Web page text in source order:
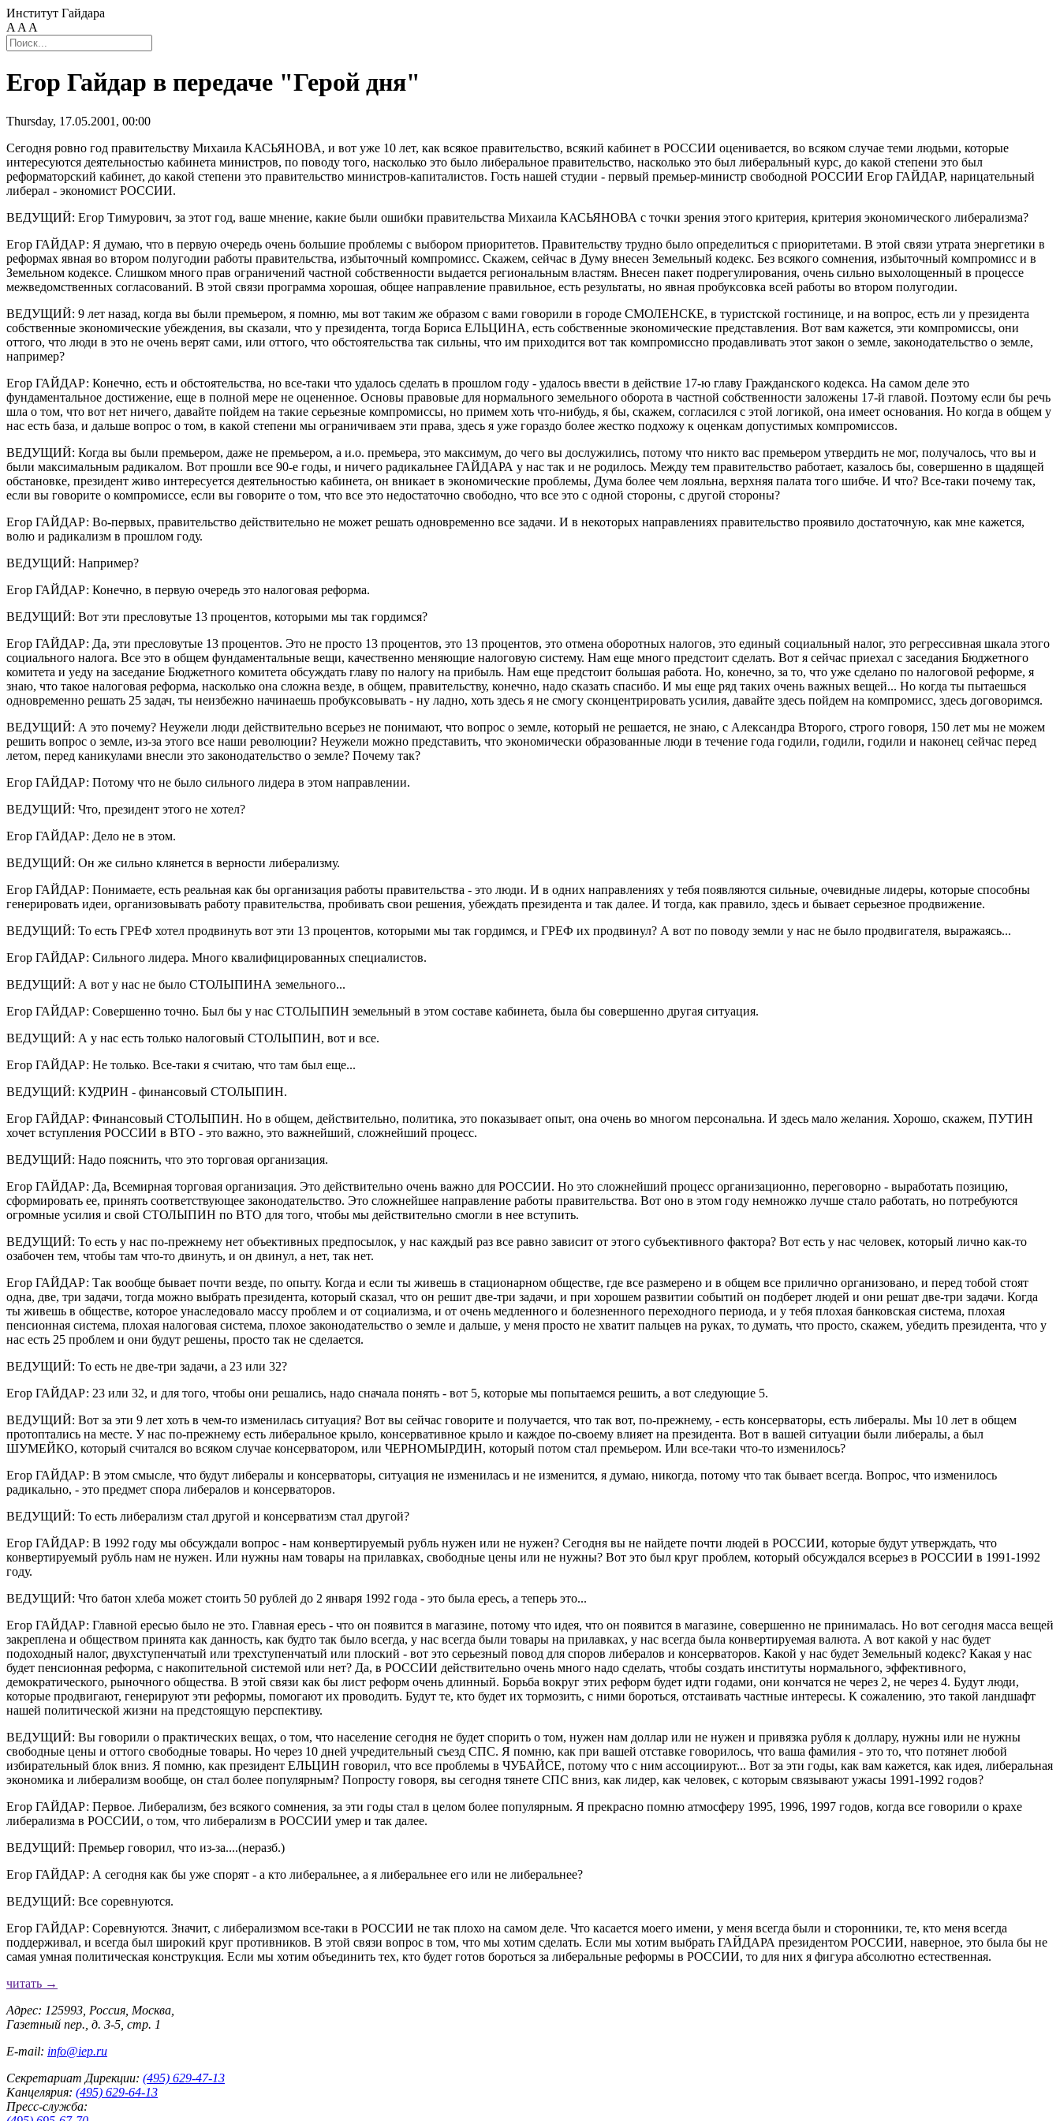
Институт Гайдара
A A A
Егор Гайдар в передаче "Герой дня"
Thursday, 17.05.2001, 00:00
Сегодня ровно год правительству Михаила КАСЬЯНОВА, и вот уже 10 лет, как всякое правительство, всякий кабинет в РОССИИ оценивается, во всяком случае теми людьми, которые
интересуются деятельностью кабинета министров, по поводу того, насколько это было либеральное правительство, насколько это был либеральный курс, до какой степени это был
реформаторский кабинет, до какой степени это правительство министров-капиталистов. Гость нашей студии - первый премьер-министр свободной РОССИИ Егор ГАЙДАР, нарицательный
либерал - экономист РОССИИ.
ВЕДУЩИЙ: Егор Тимурович, за этот год, ваше мнение, какие были ошибки правительства Михаила КАСЬЯНОВА с точки зрения этого критерия, критерия экономического либерализма?
Егор ГАЙДАР: Я думаю, что в первую очередь очень большие проблемы с выбором приоритетов. Правительству трудно было определиться с приоритетами. В этой связи утрата энергетики в
реформах явная во втором полугодии работы правительства, избыточный компромисс. Скажем, сейчас в Думу внесен Земельный кодекс. Без всякого сомнения, избыточный компромисс и в
Земельном кодексе. Слишком много прав ограничений частной собственности выдается региональным властям. Внесен пакет подрегулирования, очень сильно выхолощенный в процессе
межведомственных согласований. В этой связи программа хорошая, общее направление правильное, есть результаты, но явная пробуксовка всей работы во втором полугодии.
ВЕДУЩИЙ: 9 лет назад, когда вы были премьером, я помню, мы вот таким же образом с вами говорили в городе СМОЛЕНСКЕ, в туристской гостинице, и на вопрос, есть ли у президента
собственные экономические убеждения, вы сказали, что у президента, тогда Бориса ЕЛЬЦИНА, есть собственные экономические представления. Вот вам кажется, эти компромиссы, они
оттого, что люди в это не очень верят сами, или оттого, что обстоятельства так сильны, что им приходится вот так компромиссно продавливать этот закон о земле, законодательство о земле,
например?
Егор ГАЙДАР: Конечно, есть и обстоятельства, но все-таки что удалось сделать в прошлом году - удалось ввести в действие 17-ю главу Гражданского кодекса. На самом деле это
фундаментальное достижение, еще в полной мере не оцененное. Основы правовые для нормального земельного оборота в частной собственности заложены 17-й главой. Поэтому если бы речь
шла о том, что вот нет ничего, давайте пойдем на такие серьезные компромиссы, но примем хоть что-нибудь, я бы, скажем, согласился с этой логикой, она имеет основания. Но когда в общем у
нас есть база, и дальше вопрос о том, в какой степени мы ограничиваем эти права, здесь я уже гораздо более жестко подхожу к оценкам допустимых компромиссов.
ВЕДУЩИЙ: Когда вы были премьером, даже не премьером, а и.о. премьера, это максимум, до чего вы дослужились, потому что никто вас премьером утвердить не мог, получалось, что вы и
были максимальным радикалом. Вот прошли все 90-е годы, и ничего радикальнее ГАЙДАРА у нас так и не родилось. Между тем правительство работает, казалось бы, совершенно в щадящей
обстановке, президент живо интересуется деятельностью кабинета, он вникает в экономические проблемы, Дума более чем лояльна, верхняя палата того шибче. И что? Все-таки почему так,
если вы говорите о компромиссе, если вы говорите о том, что все это недостаточно свободно, что все это с одной стороны, с другой стороны?
Егор ГАЙДАР: Во-первых, правительство действительно не может решать одновременно все задачи. И в некоторых направлениях правительство проявило достаточную, как мне кажется,
волю и радикализм в прошлом году.
ВЕДУЩИЙ: Например?
Егор ГАЙДАР: Конечно, в первую очередь это налоговая реформа.
ВЕДУЩИЙ: Вот эти пресловутые 13 процентов, которыми мы так гордимся?
Егор ГАЙДАР: Да, эти пресловутые 13 процентов. Это не просто 13 процентов, это 13 процентов, это отмена оборотных налогов, это единый социальный налог, это регрессивная шкала этого
социального налога. Все это в общем фундаментальные вещи, качественно меняющие налоговую систему. Нам еще много предстоит сделать. Вот я сейчас приехал с заседания Бюджетного
комитета и уеду на заседание Бюджетного комитета обсуждать главу по налогу на прибыль. Нам еще предстоит большая работа. Но, конечно, за то, что уже сделано по налоговой реформе, я
знаю, что такое налоговая реформа, насколько она сложна везде, в общем, правительству, конечно, надо сказать спасибо. И мы еще ряд таких очень важных вещей... Но когда ты пытаешься
одновременно решать 25 задач, ты неизбежно начинаешь пробуксовывать - ну ладно, хоть здесь я не смогу сконцентрировать усилия, давайте здесь пойдем на компромисс, здесь договоримся.
ВЕДУЩИЙ: А это почему? Неужели люди действительно всерьез не понимают, что вопрос о земле, который не решается, не знаю, с Александра Второго, строго говоря, 150 лет мы не можем
решить вопрос о земле, из-за этого все наши революции? Неужели можно представить, что экономически образованные люди в течение года годили, годили, годили и наконец сейчас перед
летом, перед каникулами внесли это законодательство о земле? Почему так?
Егор ГАЙДАР: Потому что не было сильного лидера в этом направлении.
ВЕДУЩИЙ: Что, президент этого не хотел?
Егор ГАЙДАР: Дело не в этом.
ВЕДУЩИЙ: Он же сильно клянется в верности либерализму.
Егор ГАЙДАР: Понимаете, есть реальная как бы организация работы правительства - это люди. И в одних направлениях у тебя появляются сильные, очевидные лидеры, которые способны
генерировать идеи, организовывать работу правительства, пробивать свои решения, убеждать президента и так далее. И тогда, как правило, здесь и бывает серьезное продвижение.
ВЕДУЩИЙ: То есть ГРЕФ хотел продвинуть вот эти 13 процентов, которыми мы так гордимся, и ГРЕФ их продвинул? А вот по поводу земли у нас не было продвигателя, выражаясь...
Егор ГАЙДАР: Сильного лидера. Много квалифицированных специалистов.
ВЕДУЩИЙ: А вот у нас не было СТОЛЫПИНА земельного...
Егор ГАЙДАР: Совершенно точно. Был бы у нас СТОЛЫПИН земельный в этом составе кабинета, была бы совершенно другая ситуация.
ВЕДУЩИЙ: А у нас есть только налоговый СТОЛЫПИН, вот и все.
Егор ГАЙДАР: Не только. Все-таки я считаю, что там был еще...
ВЕДУЩИЙ: КУДРИН - финансовый СТОЛЫПИН.
Егор ГАЙДАР: Финансовый СТОЛЫПИН. Но в общем, действительно, политика, это показывает опыт, она очень во многом персональна. И здесь мало желания. Хорошо, скажем, ПУТИН
хочет вступления РОССИИ в ВТО - это важно, это важнейший, сложнейший процесс.
ВЕДУЩИЙ: Надо пояснить, что это торговая организация.
Егор ГАЙДАР: Да, Всемирная торговая организация. Это действительно очень важно для РОССИИ. Но это сложнейший процесс организационно, переговорно - выработать позицию,
сформировать ее, принять соответствующее законодательство. Это сложнейшее направление работы правительства. Вот оно в этом году немножко лучше стало работать, но потребуются
огромные усилия и свой СТОЛЫПИН по ВТО для того, чтобы мы действительно смогли в нее вступить.
ВЕДУЩИЙ: То есть у нас по-прежнему нет объективных предпосылок, у нас каждый раз все равно зависит от этого субъективного фактора? Вот есть у нас человек, который лично как-то
озабочен тем, чтобы там что-то двинуть, и он двинул, а нет, так нет.
Егор ГАЙДАР: Так вообще бывает почти везде, по опыту. Когда и если ты живешь в стационарном обществе, где все размерено и в общем все прилично организовано, и перед тобой стоят
одна, две, три задачи, тогда можно выбрать президента, который сказал, что он решит две-три задачи, и при хорошем развитии событий он подберет людей и они решат две-три задачи. Когда
ты живешь в обществе, которое унаследовало массу проблем и от социализма, и от очень медленного и болезненного переходного периода, и у тебя плохая банковская система, плохая
пенсионная система, плохая налоговая система, плохое законодательство о земле и дальше, у меня просто не хватит пальцев на руках, то думать, что просто, скажем, убедить президента, что у
нас есть 25 проблем и они будут решены, просто так не сделается.
ВЕДУЩИЙ: То есть не две-три задачи, а 23 или 32?
Егор ГАЙДАР: 23 или 32, и для того, чтобы они решались, надо сначала понять - вот 5, которые мы попытаемся решить, а вот следующие 5.
ВЕДУЩИЙ: Вот за эти 9 лет хоть в чем-то изменилась ситуация? Вот вы сейчас говорите и получается, что так вот, по-прежнему, - есть консерваторы, есть либералы. Мы 10 лет в общем
протоптались на месте. У нас по-прежнему есть либеральное крыло, консервативное крыло и каждое по-своему влияет на президента. Вот в вашей ситуации были либералы, а был
ШУМЕЙКО, который считался во всяком случае консерватором, или ЧЕРНОМЫРДИН, который потом стал премьером. Или все-таки что-то изменилось?
Егор ГАЙДАР: В этом смысле, что будут либералы и консерваторы, ситуация не изменилась и не изменится, я думаю, никогда, потому что так бывает всегда. Вопрос, что изменилось
радикально, - это предмет спора либералов и консерваторов.
ВЕДУЩИЙ: То есть либерализм стал другой и консерватизм стал другой?
Егор ГАЙДАР: В 1992 году мы обсуждали вопрос - нам конвертируемый рубль нужен или не нужен? Сегодня вы не найдете почти людей в РОССИИ, которые будут утверждать, что
конвертируемый рубль нам не нужен. Или нужны нам товары на прилавках, свободные цены или не нужны? Вот это был круг проблем, который обсуждался всерьез в РОССИИ в 1991-1992
году.
ВЕДУЩИЙ: Что батон хлеба может стоить 50 рублей до 2 января 1992 года - это была ересь, а теперь это...
Егор ГАЙДАР: Главной ересью было не это. Главная ересь - что он появится в магазине, потому что идея, что он появится в магазине, совершенно не принималась. Но вот сегодня масса вещей
закреплена и обществом принята как данность, как будто так было всегда, у нас всегда были товары на прилавках, у нас всегда была конвертируемая валюта. А вот какой у нас будет
подоходный налог, двухступенчатый или трехступенчатый или плоский - вот это серьезный повод для споров либералов и консерваторов. Какой у нас будет Земельный кодекс? Какая у нас
будет пенсионная реформа, с накопительной системой или нет? Да, в РОССИИ действительно очень много надо сделать, чтобы создать институты нормального, эффективного,
демократического, рыночного общества. В этой связи как бы лист реформ очень длинный. Борьба вокруг этих реформ будет идти годами, они кончатся не через 2, не через 4. Будут люди,
которые продвигают, генерируют эти реформы, помогают их проводить. Будут те, кто будет их тормозить, с ними бороться, отстаивать частные интересы. К сожалению, это такой ландшафт
нашей политической жизни на предстоящую перспективу.
ВЕДУЩИЙ: Вы говорили о практических вещах, о том, что население сегодня не будет спорить о том, нужен нам доллар или не нужен и привязка рубля к доллару, нужны или не нужны
свободные цены и оттого свободные товары. Но через 10 дней учредительный съезд СПС. Я помню, как при вашей отставке говорилось, что ваша фамилия - это то, что потянет любой
избирательный блок вниз. Я помню, как президент ЕЛЬЦИН говорил, что все проблемы в ЧУБАЙСЕ, потому что с ним ассоциируют... Вот за эти годы, как вам кажется, как идея, либеральная
экономика и либерализм вообще, он стал более популярным? Попросту говоря, вы сегодня тянете СПС вниз, как лидер, как человек, с которым связывают ужасы 1991-1992 годов?
Егор ГАЙДАР: Первое. Либерализм, без всякого сомнения, за эти годы стал в целом более популярным. Я прекрасно помню атмосферу 1995, 1996, 1997 годов, когда все говорили о крахе
либерализма в РОССИИ, о том, что либерализм в РОССИИ умер и так далее.
ВЕДУЩИЙ: Премьер говорил, что из-за....(неразб.)
Егор ГАЙДАР: А сегодня как бы уже спорят - а кто либеральнее, а я либеральнее его или не либеральнее?
ВЕДУЩИЙ: Все соревнуются.
Егор ГАЙДАР: Соревнуются. Значит, с либерализмом все-таки в РОССИИ не так плохо на самом деле. Что касается моего имени, у меня всегда были и сторонники, те, кто меня всегда
поддерживал, и всегда был широкий круг противников. В этой связи вопрос в том, что мы хотим сделать. Если мы хотим выбрать ГАЙДАРА президентом РОССИИ, наверное, это была бы не
самая умная политическая конструкция. Если мы хотим объединить тех, кто будет готов бороться за либеральные реформы в РОССИИ, то для них я фигура абсолютно естественная.
читать →
Адрес: 125993, Россия, Москва,
Газетный пер., д. 3-5, стр. 1
E-mail: info@iep.ru
Секретариат Дирекции: (495) 629-47-13
Канцелярия: (495) 629-64-13
Пресс-служба: